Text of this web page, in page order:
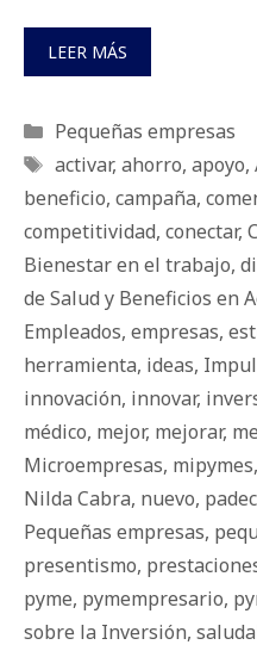
LEER MÁS
Categorías
Pequeñas empresas
Etiquetas
activar, ahorro, apoyo,
beneficio, campaña,
competitividad, conectar,
Bienestar en el trabajo,
de Salud y Beneficios en
Empleados, empresas,
herramienta, ideas,
innovación, innovar,
médico, mejor, mejorar,
Microempresas, mipymes,
Nilda Cabra, nuevo,
Pequeñas empresas,
presentismo,
pyme, pymempresario,
sobre la Inversión,